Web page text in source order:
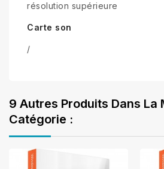
résolution supérieure
Carte son
/
9 Autres Produits Dans La
Catégorie :